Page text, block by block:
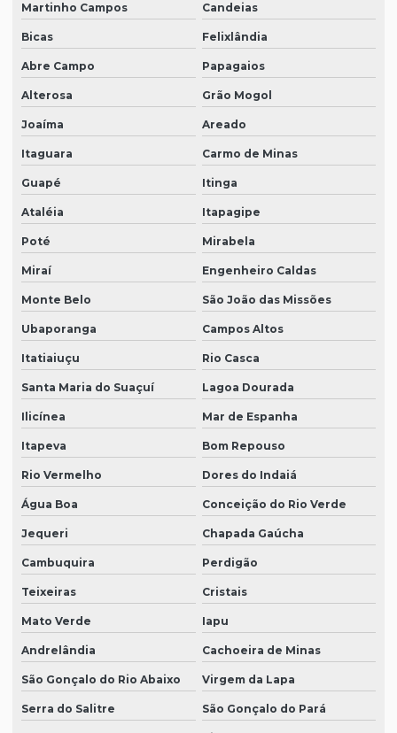
Martinho Campos Candeias
Bicas Felixlândia
Abre Campo Papagaios
Alterosa Grão Mogol
Joaíma Areado
Itaguara Carmo de Minas
Guapé Itinga
Ataléia Itapagipe
Poté Mirabela
Miraí Engenheiro Caldas
Monte Belo São João das Missões
Ubaporanga Campos Altos
Itatiaiuçu Rio Casca
Santa Maria do Suaçuí Lagoa Dourada
Ilicínea Mar de Espanha
Itapeva Bom Repouso
Rio Vermelho Dores do Indaiá
Água Boa Conceição do Rio Verde
Jequeri Chapada Gaúcha
Cambuquira Perdigão
Teixeiras Cristais
Mato Verde Iapu
Andrelândia Cachoeira de Minas
São Gonçalo do Rio Abaixo Virgem da Lapa
Serra do Salitre São Gonçalo do Pará